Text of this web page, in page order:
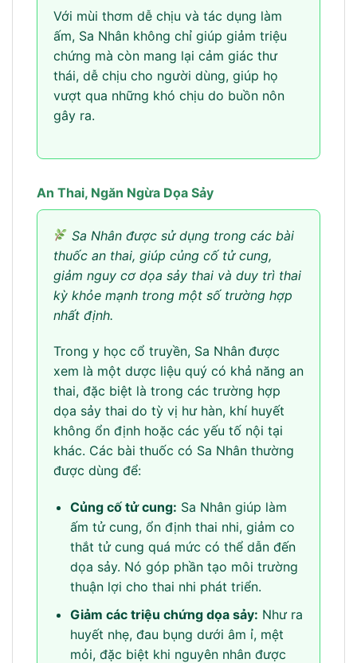
Với mùi thơm dễ chịu và tác dụng làm
ấm, Sa Nhân không chỉ giúp giảm triệu
chứng mà còn mang lại cảm giác thư
thái, dễ chịu cho người dùng, giúp họ
vượt qua những khó chịu do buồn nôn
gây ra.
An Thai, Ngăn Ngừa Dọa Sảy
Sa Nhân được sử dụng trong các bài
thuốc an thai, giúp củng cố tử cung,
giảm nguy cơ dọa sảy thai và duy trì thai
kỳ khỏe mạnh trong một số trường hợp
nhất định.
Trong y học cổ truyền, Sa Nhân được
xem là một dược liệu quý có khả năng an
thai, đặc biệt là trong các trường hợp
dọa sảy thai do tỳ vị hư hàn, khí huyết
không ổn định hoặc các yếu tố nội tại
khác. Các bài thuốc có Sa Nhân thường
được dùng để:
Củng cố tử cung: Sa Nhân giúp làm
ấm tử cung, ổn định thai nhi, giảm co
thắt tử cung quá mức có thể dẫn đến
dọa sảy. Nó góp phần tạo môi trường
thuận lợi cho thai nhi phát triển.
Giảm các triệu chứng dọa sảy: Như ra
huyết nhẹ, đau bụng dưới âm ỉ, mệt
mỏi, đặc biệt khi nguyên nhân được